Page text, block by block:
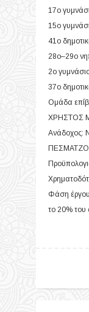
17ο
15ο
41ο
28ο–29ο
2ο
37ο
Ομάδα
ΧΡΗΣΤΟΣ
Φάση
το 20% του